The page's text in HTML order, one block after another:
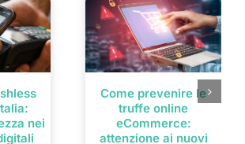
nei
Come prevenire le
truffe online
eCommerce:
attenzione ai nuovi